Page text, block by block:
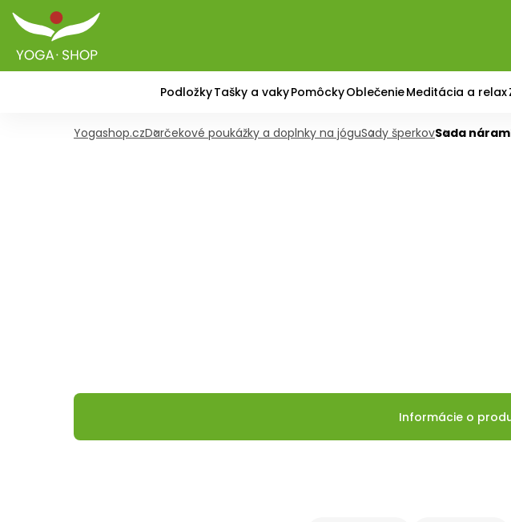
PodložkyTašky a vakyPomôckyOblečenieMeditácia a relax
Yogashop.czDarčekové poukážky a doplnky na jóguSady šperkovSada
Informácie o